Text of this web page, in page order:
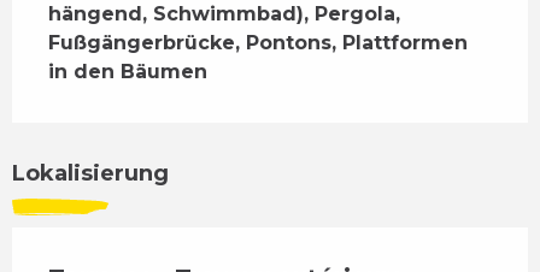
hängend, Schwimmbad), Pergola,
Fußgängerbrücke, Pontons, Plattformen
in den Bäumen
Lokalisierung